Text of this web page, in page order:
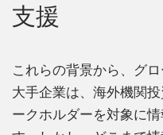
支援
これらの背景から、グ
大手企業は、海外機関
ークホルダーを対象に